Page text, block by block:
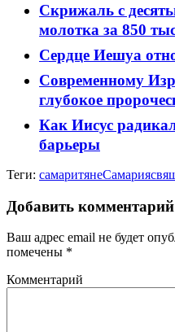
Скрижаль с
молотка за 850
Сердце Иешуа
Современному
глубокое
Как Иисус
барьеры
Теги: самаритянеСамария
Добавить комментарий
Ваш адрес email не будет
помечены *
Комментарий